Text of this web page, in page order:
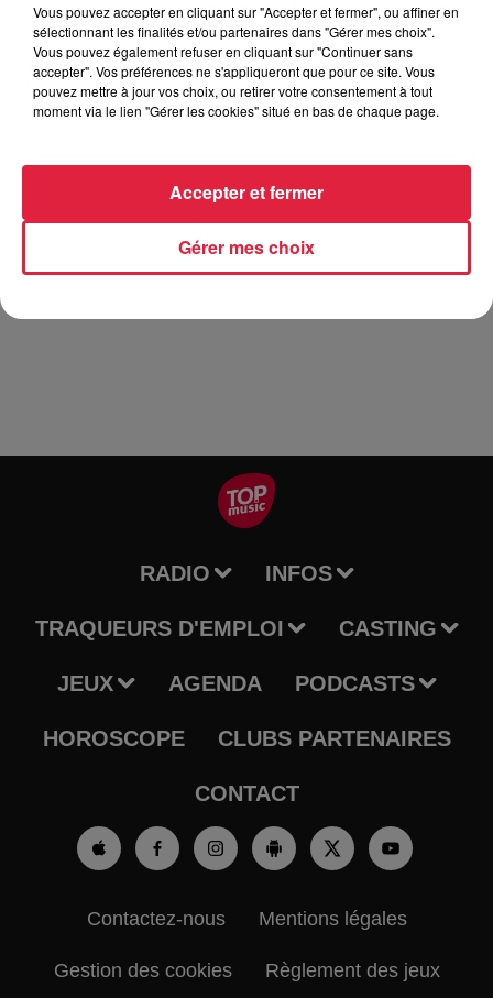
A l’occasion des festivités carnavalesques qui arrivent
Serm'animations est heureuse de vous annoncer sa boom
de Carnaval des Enfants à Sermersheim le samedi
animaux De 14h à 18h venez faire la fête avec
Serm'animations la boom sera animée par DJ M'SUY
uniquement sur réservation places limitées Vous pouvez
RADIO INFOS
TRAQUEURS D'EMPLOI CASTING
JEUX AGENDA PODCASTS
HOROSCOPE CLUBS PARTENAIRES
CONTACT
Contactez-nous Mentions légales
Gestion des cookies Règlement des jeux
Vous pouvez accepter en cliquant sur "Accepter et fermer", ou affiner en
sélectionnant les finalités et/ou partenaires dans "Gérer mes choix".
Vous pouvez également refuser en cliquant sur "Continuer sans
accepter". Vos préférences ne s'appliqueront que pour ce site. Vous
pouvez mettre à jour vos choix, ou retirer votre consentement à tout
moment via le lien "Gérer les cookies" situé en bas de chaque page.
Gérer mes choix
Accepter et fermer